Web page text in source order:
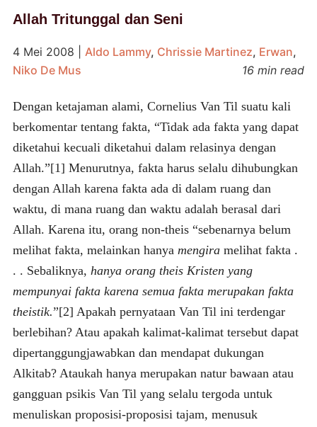
Allah Tritunggal dan Seni
4 Mei 2008 Aldo Lammy, Chrissie Martinez, Erwan,
Niko De Mus
16 min read
Dengan ketajaman alami, Cornelius Van Til suatu kali
berkomentar tentang fakta, “Tidak ada fakta yang dapat
diketahui kecuali diketahui dalam relasinya dengan
Allah.”[1] Menurutnya, fakta harus selalu dihubungkan
dengan Allah karena fakta ada di dalam ruang dan
waktu, di mana ruang dan waktu adalah berasal dari
Allah. Karena itu, orang non-theis “sebenarnya belum
melihat fakta, melainkan hanya mengiramelihat fakta .
. . Sebaliknya, hanya orang theis Kristen yang
mempunyai fakta karena semua fakta merupakan fakta
theistik.”[2] Apakah pernyataan Van Til ini terdengar
berlebihan? Atau apakah kalimat-kalimat tersebut dapat
dipertanggungjawabkan dan mendapat dukungan
Alkitab? Ataukah hanya merupakan natur bawaan atau
gangguan psikis Van Til yang selalu tergoda untuk
menuliskan proposisi-proposisi tajam, menusuk